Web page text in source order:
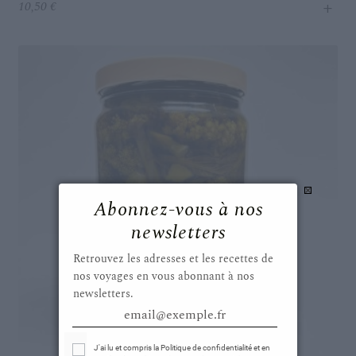
10,50 € +
Abonnez-vous à nos
newsletters
Retrouvez les adresses et les recettes de
nos voyages en vous abonnant à nos
newsletters.
J'ai lu et compris la Politique de confidentialité et en
email@exemple.fr